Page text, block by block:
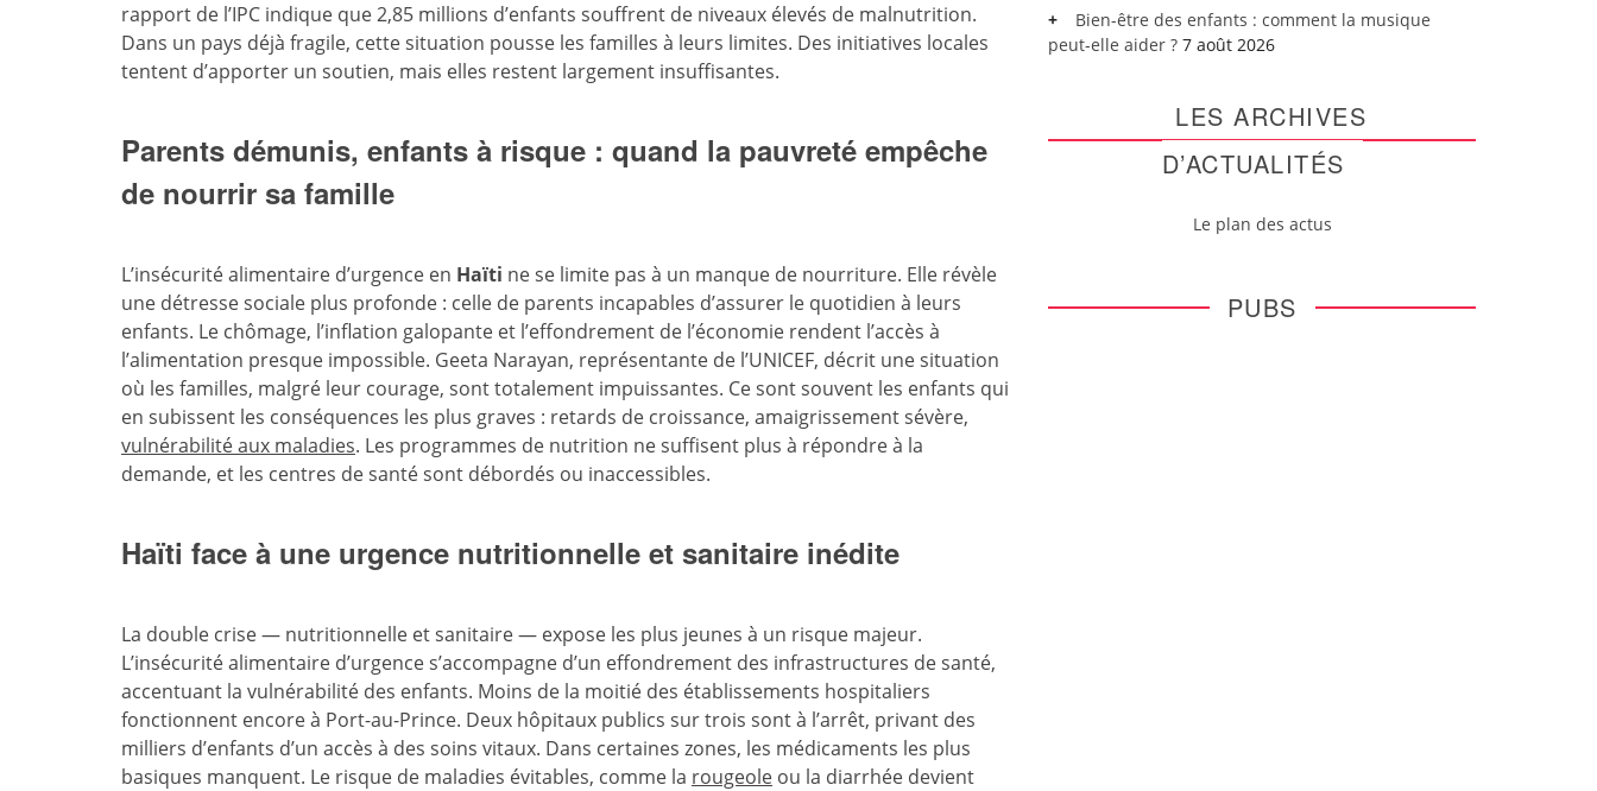
rapport de l’IPC indique que 2,85 millions d’enfants souffrent de niveaux élevés de malnutrition.
Dans un pays déjà fragile, cette situation pousse les familles à leurs limites. Des initiatives locales
tentent d’apporter un soutien, mais elles restent largement insuffisantes.
Parents démunis, enfants à risque : quand la pauvreté empêche
de nourrir sa famille
L’insécurité alimentaire d’urgence en Haïti ne se limite pas à un manque de nourriture. Elle révèle
une détresse sociale plus profonde : celle de parents incapables d’assurer le quotidien à leurs
enfants. Le chômage, l’inflation galopante et l’effondrement de l’économie rendent l’accès à
l’alimentation presque impossible. Geeta Narayan, représentante de l’UNICEF, décrit une situation
où les familles, malgré leur courage, sont totalement impuissantes. Ce sont souvent les enfants qui
en subissent les conséquences les plus graves : retards de croissance, amaigrissement sévère,
vulnérabilité aux maladies. Les programmes de nutrition ne suffisent plus à répondre à la
demande, et les centres de santé sont débordés ou inaccessibles.
Haïti face à une urgence nutritionnelle et sanitaire inédite
La double crise — nutritionnelle et sanitaire — expose les plus jeunes à un risque majeur.
L’insécurité alimentaire d’urgence s’accompagne d’un effondrement des infrastructures de santé,
accentuant la vulnérabilité des enfants. Moins de la moitié des établissements hospitaliers
fonctionnent encore à Port-au-Prince. Deux hôpitaux publics sur trois sont à l’arrêt, privant des
milliers d’enfants d’un accès à des soins vitaux. Dans certaines zones, les médicaments les plus
basiques manquent. Le risque de maladies évitables, comme la rougeole ou la diarrhée devient
Bien-être des enfants : comment la musique
peut-elle aider ? 7 août 2026
LES ARCHIVES
D’ACTUALITÉS
Le plan des actus
PUBS